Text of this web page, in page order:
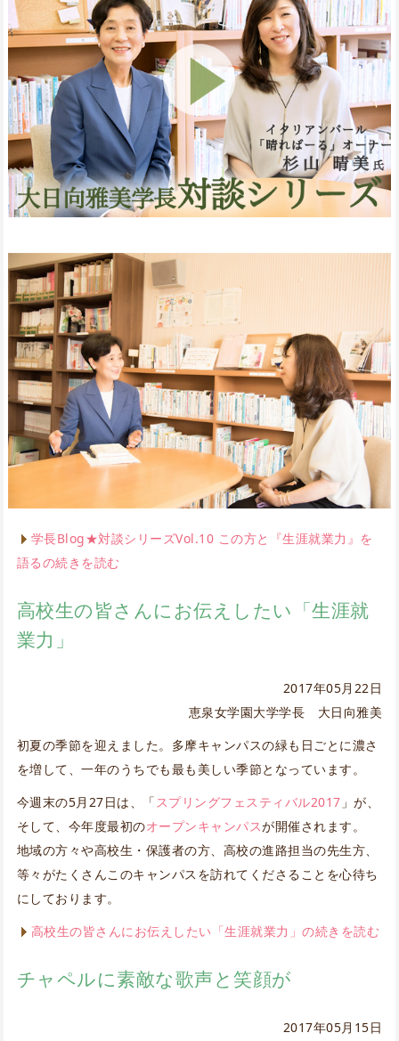
学長Blog★対談シリーズVol.10 この方と『生涯就業力』を
語るの続きを読む
高校生の皆さんにお伝えしたい「生涯就
業力」
2017年05月22日
恵泉女学園大学学長 大日向雅美
初夏の季節を迎えました。多摩キャンパスの緑も日ごとに濃さ
を増して、一年のうちでも最も美しい季節となっています。
今週末の5月27日は、「 スプリングフェスティバル2017 」が、
そして、今年度最初のオープンキャンパスが開催されます。
地域の方々や高校生・保護者の方、高校の進路担当の先生方、
等々がたくさんこのキャンパスを訪れてくださることを心待ち
にしております。
高校生の皆さんにお伝えしたい「生涯就業力」の続きを読む
チャペルに素敵な歌声と笑顔が
2017年05月15日